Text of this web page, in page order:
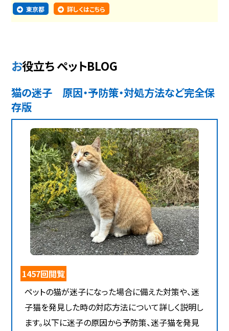
東京都 詳しくはこちら
お役立ち ペットBLOG
猫の迷子 原因・予防策・対処方法など完全保
存版
1457回閲覧
ペットの猫が迷子になった場合に備えた対策や、迷
子猫を発見した時の対応方法について詳しく説明し
ます。以下に迷子の原因から予防策、迷子猫を発見